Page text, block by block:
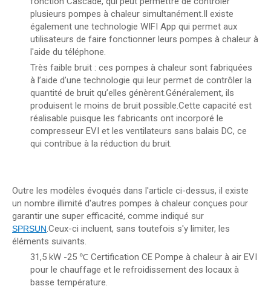
plusieurs pompes à chaleur simultanément.Il existe
également une technologie WIFI App qui permet aux
utilisateurs de faire fonctionner leurs pompes à chaleur à
l'aide du téléphone.
Très faible bruit : ces pompes à chaleur sont fabriquées
à l’aide d’une technologie qui leur permet de contrôler la
quantité de bruit qu’elles génèrent.Généralement, ils
produisent le moins de bruit possible.Cette capacité est
réalisable puisque les fabricants ont incorporé le
compresseur EVI et les ventilateurs sans balais DC, ce
qui contribue à la réduction du bruit.
Outre les modèles évoqués dans l'article ci-dessus, il existe
un nombre illimité d'autres pompes à chaleur conçues pour
garantir une super efficacité, comme indiqué sur
SPRSUN.Ceux-ci incluent, sans toutefois s'y limiter, les
éléments suivants.
31,5 kW -25 ℃ Certification CE Pompe à chaleur à air EVI
pour le chauffage et le refroidissement des locaux à
basse température.